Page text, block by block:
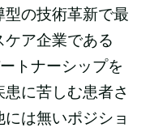
の技術革新で最
ア企業である
トナーシップを
に苦しむ患者さ
は無いポジショ